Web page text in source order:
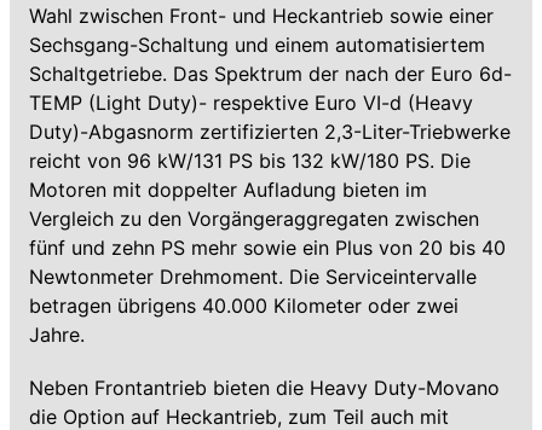
Wahl zwischen Front- und Heckantrieb sowie einer
Sechsgang-Schaltung und einem automatisiertem
Schaltgetriebe. Das Spektrum der nach der Euro 6d-
TEMP (Light Duty)- respektive Euro VI-d (Heavy
Duty)-Abgasnorm zertifizierten 2,3-Liter-Triebwerke
reicht von 96 kW/131 PS bis 132 kW/180 PS. Die
Motoren mit doppelter Aufladung bieten im
Vergleich zu den Vorgängeraggregaten zwischen
fünf und zehn PS mehr sowie ein Plus von 20 bis 40
Newtonmeter Drehmoment. Die Serviceintervalle
betragen übrigens 40.000 Kilometer oder zwei
Jahre.
Neben Frontantrieb bieten die Heavy Duty-Movano
die Option auf Heckantrieb, zum Teil auch mit